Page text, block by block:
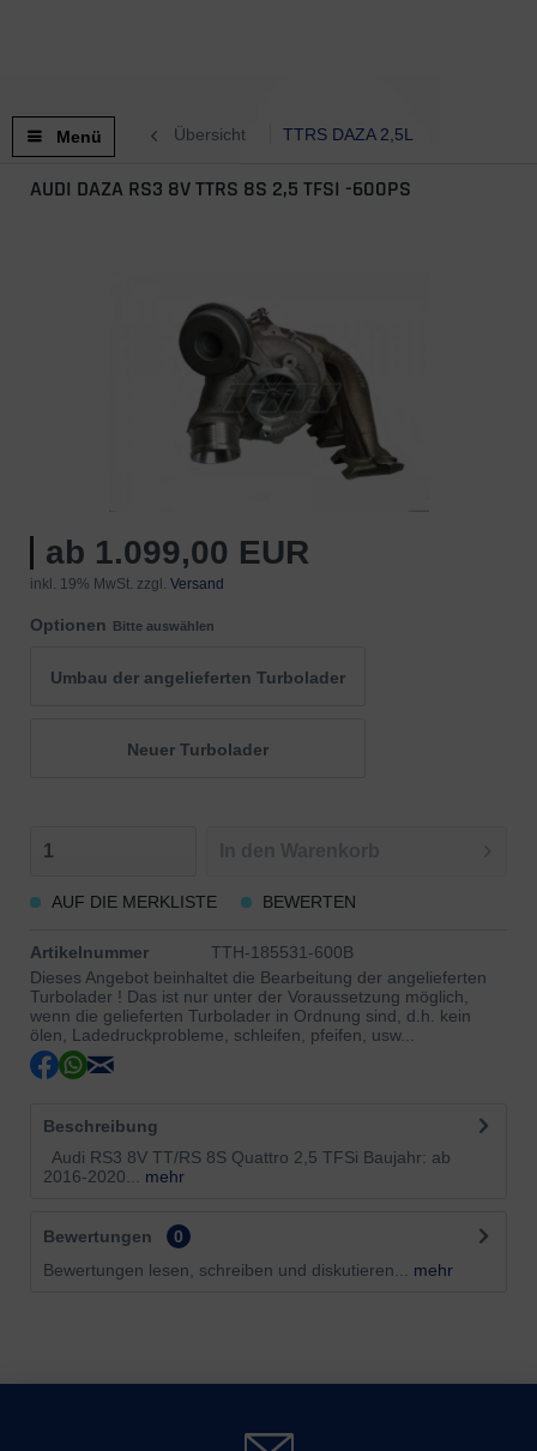
Menü Übersicht TTRS DAZA 2,5L
AUDI DAZA RS3 8V TTRS 8S 2,5 TFSI -600PS
ab 1.099,00 EUR
inkl. 19% MwSt. zzgl. Versand
Optionen Bitte auswählen
Umbau der angelieferten Turbolader
Neuer Turbolader
AUF DIE MERKLISTE BEWERTEN
Artikelnummer
TTH-185531-600B
Dieses Angebot beinhaltet die Bearbeitung der angelieferten
Turbolader ! Das ist nur unter der Voraussetzung möglich,
wenn die gelieferten Turbolader in Ordnung sind, d.h. kein
ölen, Ladedruckprobleme, schleifen, pfeifen, usw...
Beschreibung
Audi RS3 8V TT/RS 8S Quattro 2,5 TFSi Baujahr: ab
2016-2020...
mehr
Bewertungen
0
Bewertungen lesen, schreiben und diskutieren...
mehr